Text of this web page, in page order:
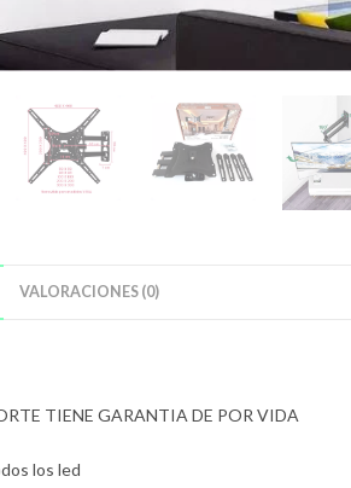
VALORACIONES (0)
TIENE GARANTIA DE POR VIDA
los led